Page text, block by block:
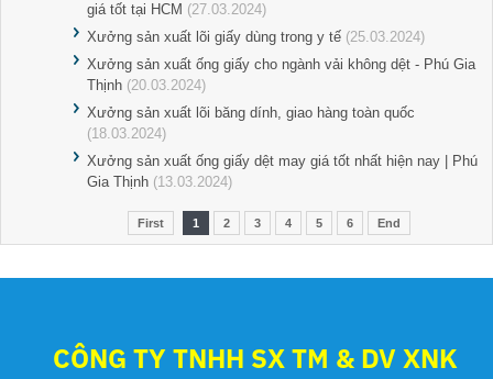
giá tốt tại HCM (27.03.2024)
Xưởng sản xuất lõi giấy dùng trong y tế (25.03.2024)
Xưởng sản xuất ống giấy cho ngành vải không dệt - Phú Gia
Thịnh (20.03.2024)
Xưởng sản xuất lõi băng dính, giao hàng toàn quốc
(18.03.2024)
Xưởng sản xuất ống giấy dệt may giá tốt nhất hiện nay | Phú
Gia Thịnh (13.03.2024)
First 1 2 3 4 5 6 End
CÔNG TY TNHH SX TM & DV XNK